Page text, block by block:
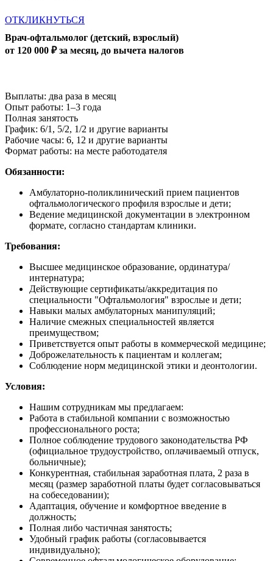
ОТКЛИКНУТЬСЯ
Врач-офтальмолог (детский, взрослый)
от 120 000 ₽ за месяц, до вычета налогов
Выплаты: два раза в месяц
Опыт работы: 1–3 года
Полная занятость
График: 6/1, 5/2, 1/2 и другие варианты
Рабочие часы: 6, 12 и другие варианты
Формат работы: на месте работодателя
Обязанности:
Амбулаторно-поликлинический прием пациентов
офтальмологического профиля взрослые и дети;
Ведение медицинской документации в электронном
формате, согласно стандартам клиники.
Требования:
Высшее медицинское образование, ординатура/
интернатура;
Действующие сертификаты/аккредитация по
специальности "Офтальмология" взрослые и дети;
Навыки малых амбулаторных манипуляций;
Наличие смежных специальностей является
преимуществом;
Приветствуется опыт работы в коммерческой медицине;
Доброжелательность к пациентам и коллегам;
Соблюдение норм медицинской этики и деонтологии.
Условия:
Нашим сотрудникам мы предлагаем:
Работа в стабильной компании с возможностью
профессионального роста;
Полное соблюдение трудового законодательства РФ
(официальное трудоустройство, оплачиваемый отпуск,
больничные);
Конкурентная, стабильная заработная плата, 2 раза в
месяц (размер заработной платы будет согласовываться
на собеседовании);
Адаптация, обучение и комфортное введение в
должность;
Полная либо частичная занятость;
Удобный график работы (согласовывается
индивидуально);